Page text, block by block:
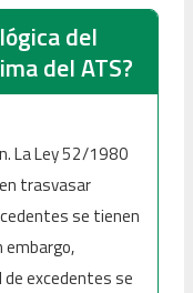
del
del ATS?
La Ley 52/1980
trasvasar
se tienen
embargo,
excedentes se